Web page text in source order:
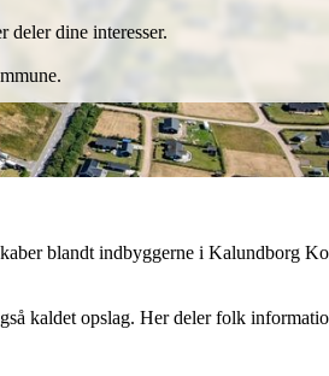
deler dine interesser.
blandt indbyggerne i Kalundborg
kaldet opslag. Her deler folk